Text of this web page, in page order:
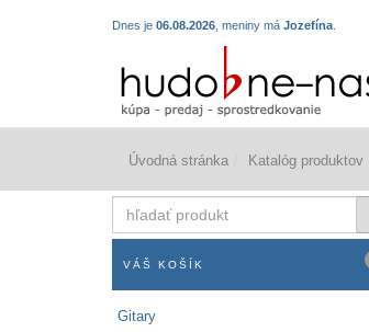
Dnes je 06.08.2026 , meniny má Jozefína
Úvodná stránka Katalóg produktov
produkt
VÁŠ KOŠÍK
Gitary